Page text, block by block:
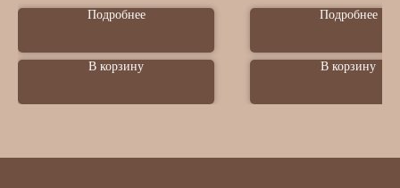
Подробнее
В корзину
Подробнее
В корзину